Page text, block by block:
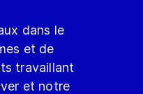
dans le
et de
travaillant
et notre